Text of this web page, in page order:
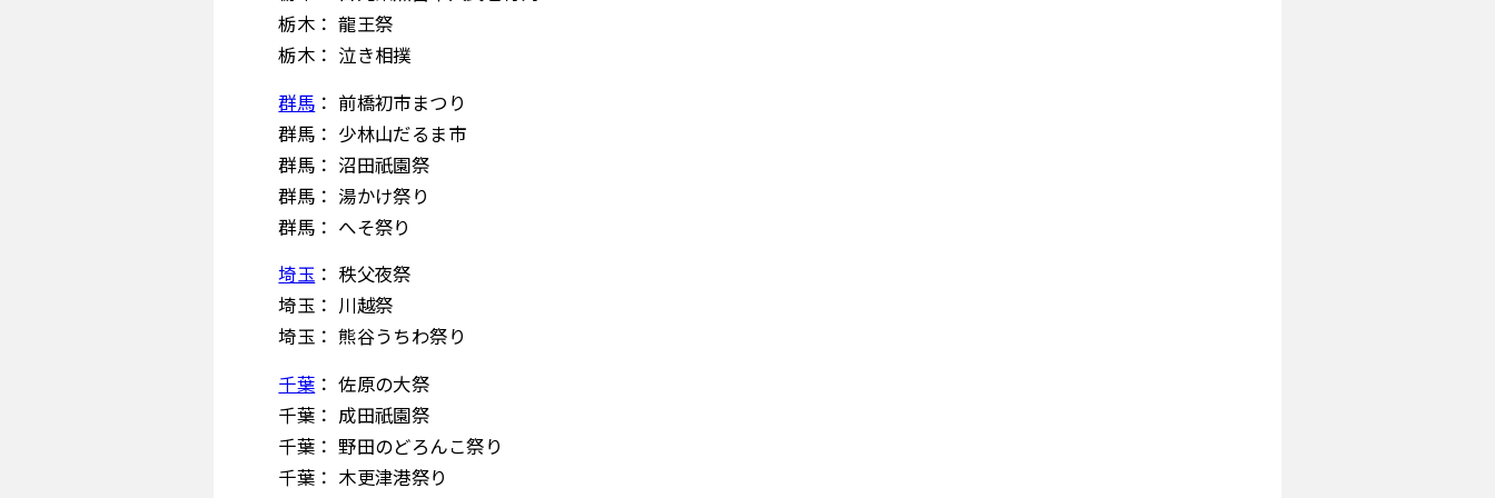
栃木： 龍王祭
栃木： 泣き相撲
群馬 ： 前橋初市まつり
群馬： 少林山だるま市
群馬： 沼田祇園祭
群馬： 湯かけ祭り
群馬： へそ祭り
埼玉 ： 秩父夜祭
埼玉： 川越祭
埼玉： 熊谷うちわ祭り
千葉 ： 佐原の大祭
千葉： 成田祇園祭
千葉： 野田のどろんこ祭り
千葉： 木更津港祭り